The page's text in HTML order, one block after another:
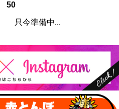
50
只今準備中...